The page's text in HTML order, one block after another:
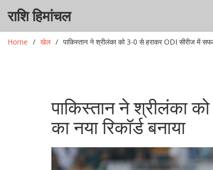
राशि हिमांचल
Home खेल पाकिस्तान ने श्रीलंका को 3-0 से हराकर ODI सीरीज में
पाकिस्तान ने श्रीलंका
का नया रिकॉर्ड बनाया